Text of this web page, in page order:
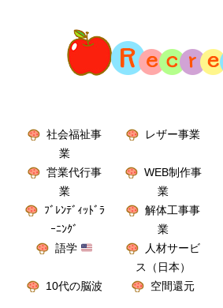
社会福祉事
業
レザー事業
営業代行事
業
WEB制作事
業
ﾌﾞﾚﾝﾃﾞｨｯﾄﾞﾗ
ｰﾆﾝｸﾞ
解体工事事
業
語学
人材サービ
ス（日本）
10代の脳波
空間還元